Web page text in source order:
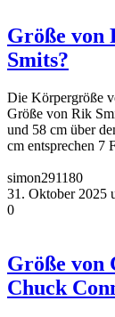
Größe von
Smits?
Die Körpergröße
Größe von Rik
und 58 cm über
cm entsprechen 7
simon291180
31. Oktober 2025
0
Größe von
Chuck